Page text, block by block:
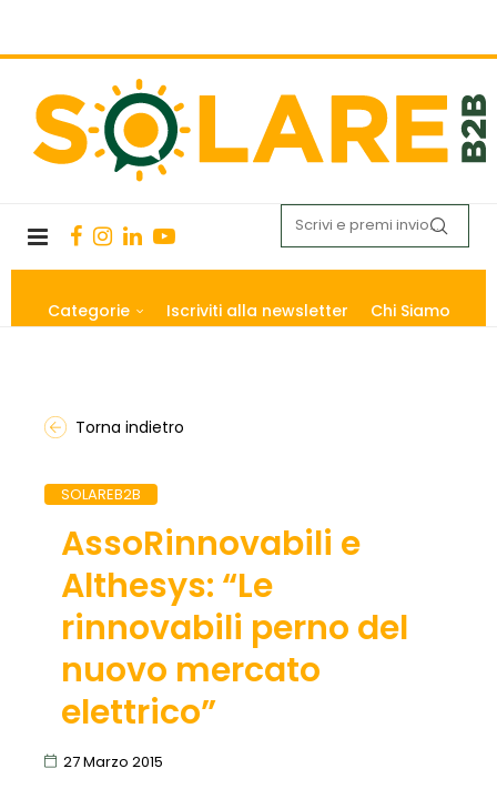
Categorie Iscriviti alla newsletter Chi Siamo
Torna indietro
SOLAREB2B
AssoRinnovabili e
Althesys: “Le
rinnovabili perno del
nuovo mercato
elettrico”
27 Marzo 2015